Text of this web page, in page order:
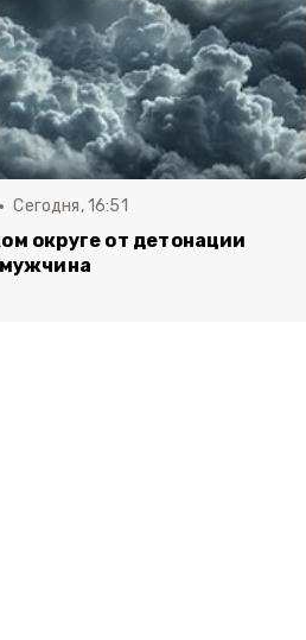
Сегодня, 16:51
округе от детонации